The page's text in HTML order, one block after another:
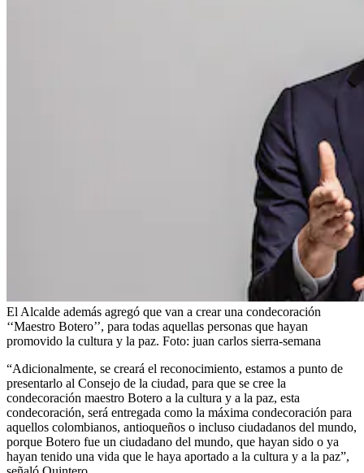
El Alcalde además agregó que van a crear una condecoración
‘‘Maestro Botero’’, para todas aquellas personas que hayan
promovido la cultura y la paz. Foto: juan carlos sierra-semana
“Adicionalmente, se creará el reconocimiento, estamos a punto de
presentarlo al Consejo de la ciudad, para que se cree la
condecoración maestro Botero a la cultura y a la paz, esta
condecoración, será entregada como la máxima condecoración para
aquellos colombianos, antioqueños o incluso ciudadanos del mundo,
porque Botero fue un ciudadano del mundo, que hayan sido o ya
hayan tenido una vida que le haya aportado a la cultura y a la paz”,